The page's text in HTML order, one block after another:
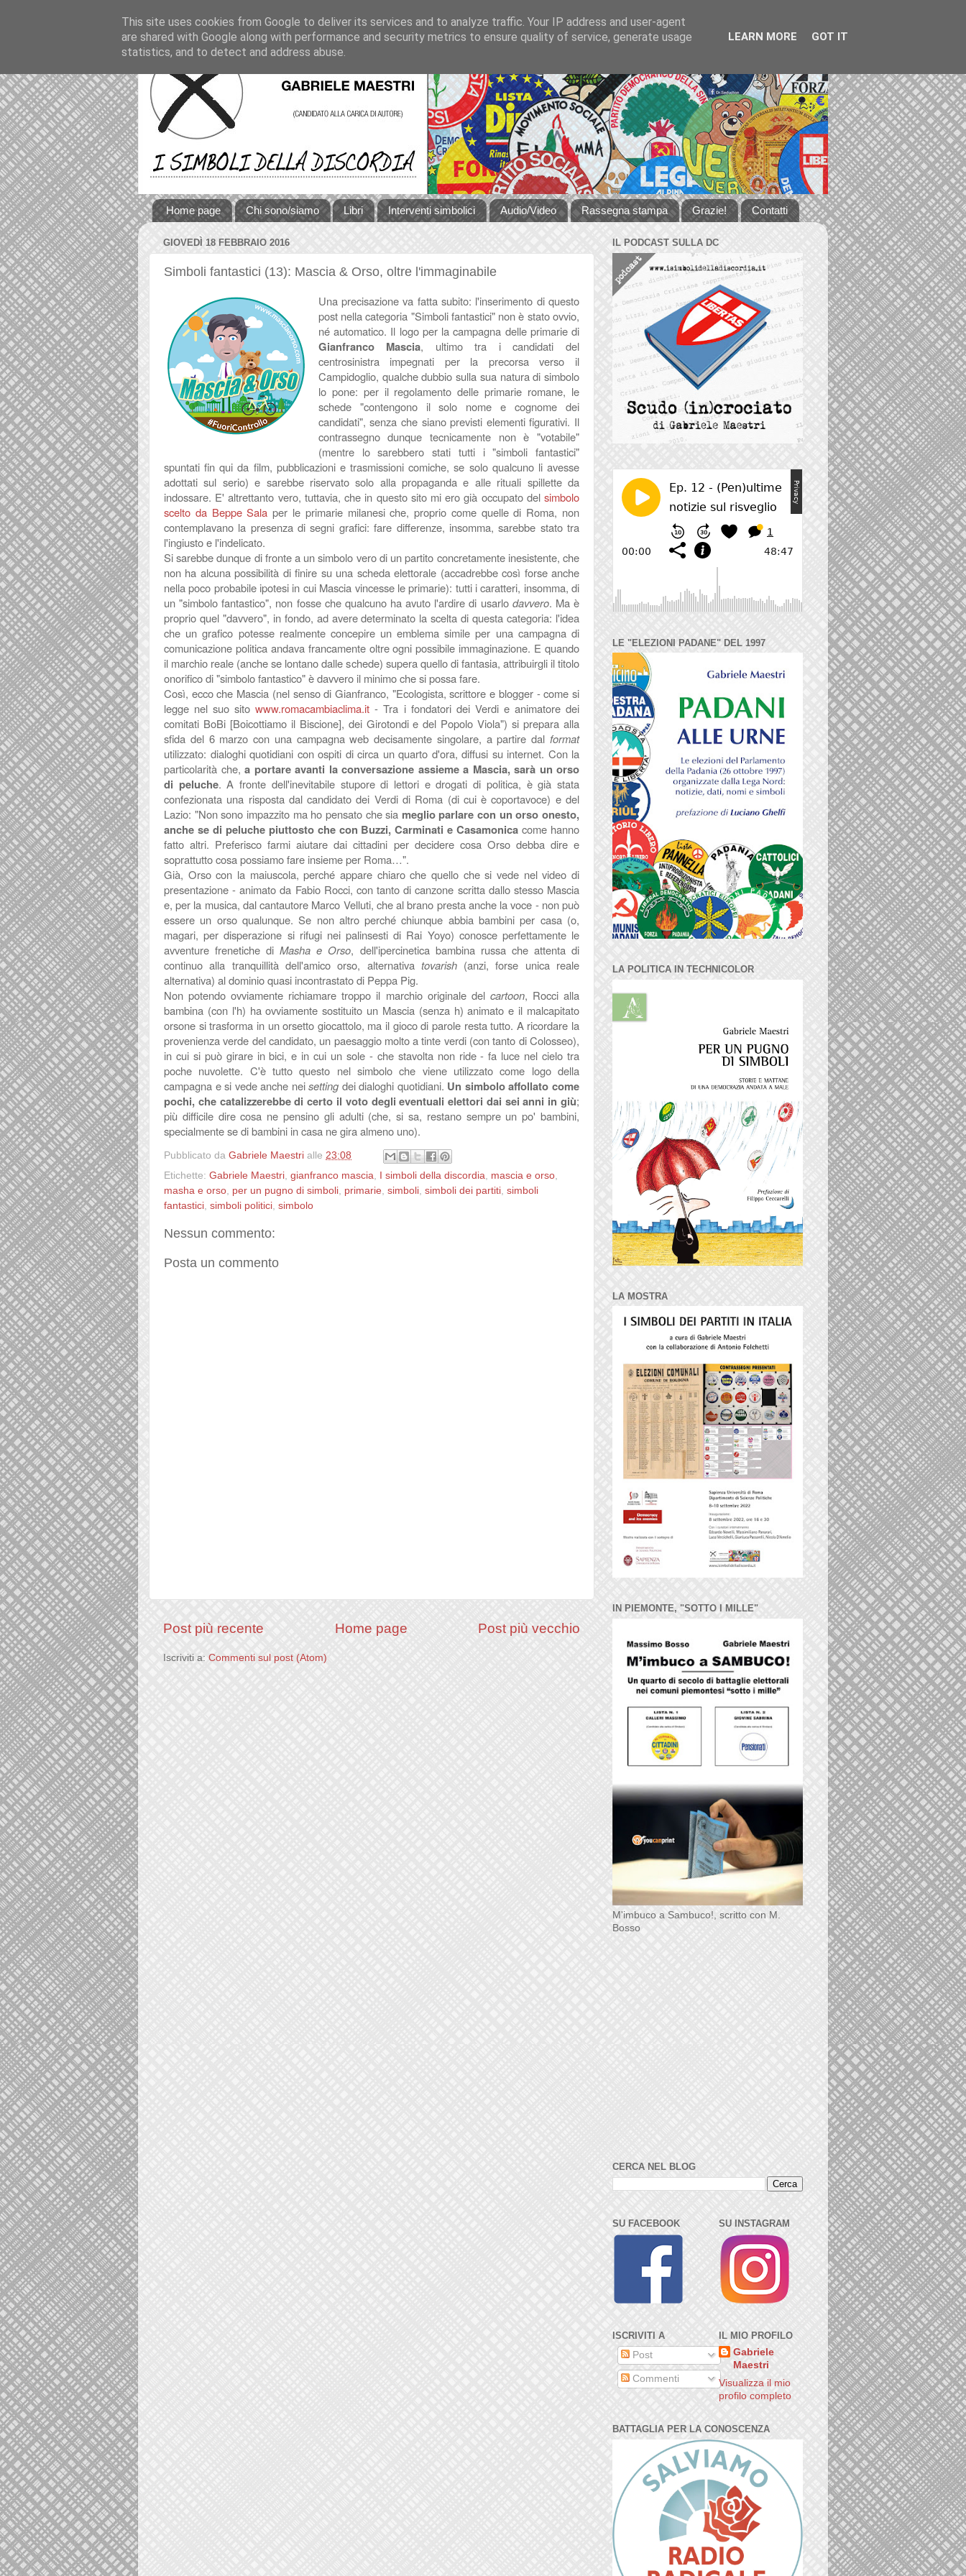
Home page Chi sono/siamo Libri Interventi simbolici Audio/Video Rassegna stampa Grazie! Contatti
GIOVEDÌ 18 FEBBRAIO 2016
Simboli fantastici (13): Mascia & Orso, oltre l'immaginabile
Una precisazione va fatta subito: l'inserimento di questo
post nella categoria "Simboli fantastici" non è stato ovvio,
né automatico. Il logo per la campagna delle primarie di
Gianfranco Mascia, ultimo tra i candidati del
centrosinistra impegnati per la precorsa verso il
Campidoglio, qualche dubbio sulla sua natura di simbolo
lo pone: per il regolamento delle primarie romane, le
schede "contengono il solo nome ecognome dei
candidati", senza che siano previsti elementi figurativi. Il
contrassegno dunquetecnicamente non è"votabile"
(mentre lo sarebbero stati tutti i "simboli fantastici"
spuntati fin qui da film, pubblicazioni e trasmissioni comiche, se solo qualcuno li avesse
adottati sul serio) e sarebbe riservato solo alla propaganda e alle rituali spillette da
indossare. E' altrettanto vero, tuttavia, che in questo sito mi ero già occupato del simbolo
scelto da Beppe Sala per le primarie milanesi che, proprio come quelle di Roma, non
contemplavano la presenza di segni grafici: fare differenze, insomma, sarebbe stato tra
l'ingiusto e l'indelicato.
Si sarebbe dunque di fronte a un simbolo vero di un partito concretamente inesistente, che
non ha alcuna possibilità di finire su una scheda elettorale (accadrebbe così forse anche
nella poco probabile ipotesi in cui Mascia vincesse le primarie): tutti i caratteri, insomma, di
un "simbolo fantastico", non fosse che qualcuno ha avuto l'ardire di usarlo davvero. Ma è
proprio quel "davvero", in fondo, ad avere determinato la scelta di questa categoria: l'idea
che un grafico potesse realmente concepire un emblema simile per una campagna di
comunicazione politica andava francamente oltre ogni possibile immaginazione. E quando
il marchio reale (anche se lontano dalle schede) supera quello di fantasia, attribuirgli il titolo
onorifico di "simbolo fantastico" è davvero il minimo che si possa fare.
Così, ecco che Mascia (nel senso di Gianfranco, "Ecologista, scrittore e blogger - come si
legge nel suo sitowww.romacambiaclima.it -Tra i fondatori dei Verdi e animatore dei
comitati BoBi [Boicottiamo il Biscione], dei Girotondi e del Popolo Viola")si prepara alla
sfida del 6 marzo con una campagna web decisamente singolare, a partire dal format
utilizzato: dialoghi quotidiani con ospiti di circa un quarto d'ora, diffusi su internet. Con la
particolarità che, a portare avanti la conversazione assieme a Mascia, sarà un orso
di peluche. A fronte dell'inevitabile stupore di lettori e drogati di politica, è già stata
confezionata una risposta dal candidato dei Verdi di Roma (di cui è coportavoce) e del
Lazio: "Non sono impazzito ma ho pensato che sia meglio parlare con un orso onesto,
anche se di peluche piuttosto che con Buzzi, Carminati e Casamonicacome hanno
fatto altri. Preferisco farmi aiutare dai cittadini per decidere cosa Orso debba dire e
soprattutto cosa possiamo fare insieme per Roma…".
Già, Orso con la maiuscola, perché appare chiaro che quello che si vede nel video di
presentazione - animato da Fabio Rocci, con tanto di canzone scritta dallo stesso Mascia
e, per la musica, dal cantautore Marco Velluti, che al brano presta anche la voce - non può
essere un orso qualunque. Se non altro perché chiunque abbia bambini per casa (o,
magari, per disperazione si rifugi nei palinsesti di Rai Yoyo) conosce perfettamente le
avventure frenetiche diMasha e Orso, dell'ipercinetica bambina russa che attenta di
continuo alla tranquillità dell'amico orso, alternativa tovarish(anzi, forse unica reale
alternativa) al dominio quasi incontrastato di Peppa Pig.
Non potendo ovviamente richiamare troppo il marchio originale del cartoon, Rocci alla
bambina (con l'h) ha ovviamente sostituito un Mascia (senza h) animato e il malcapitato
orsone si trasforma in un orsetto giocattolo, ma il gioco di parole resta tutto. A ricordare la
provenienza verde del candidato, un paesaggio molto a tinte verdi (con tanto di Colosseo),
in cui si può girare in bici, e in cui un sole - che stavolta non ride - fa luce nel cielo tra
poche nuvolette. C'è tutto questo nel simbolo che viene utilizzato come logo della
campagna e si vede anche neisetting dei dialoghi quotidiani. Un simbolo affollato come
pochi, che catalizzerebbe di certo il voto degli eventuali elettori dai sei anni in giù;
più difficile dire cosa ne pensino gli adulti (che, si sa, restano sempre un po' bambini,
specialmente se di bambini in casa ne gira almeno uno).
Pubblicato da Gabriele Maestri alle 23:08
Etichette: Gabriele Maestri gianfranco mascia I simboli della discordia mascia e orso
masha e orso per un pugno di simboli primarie simboli simboli dei partiti simboli
fantastici simboli politici simbolo
Nessun commento:
Posta un commento
Post più recente Post più vecchio
Home page
Iscriviti a: Commenti sul post (Atom)
IL PODCAST SULLA DC
LE "ELEZIONI PADANE" DEL 1997
LA POLITICA IN TECHNICOLOR
LA MOSTRA
IN PIEMONTE, "SOTTO I MILLE"
M'imbuco a Sambuco!, scritto con M.
Bosso
CERCA NEL BLOG
SU FACEBOOK
ISCRIVITI A
Post
Commenti
SU INSTAGRAM
IL MIO PROFILO
Gabriele
Maestri
Visualizza il mio
profilo completo
BATTAGLIA PER LA CONOSCENZA
This site uses cookies from Google to deliver its services and to analyze traffic. Your IP address and user-agent
are shared with Google along with performance and security metrics to ensure quality of service, generate usage
statistics, and to detect and address abuse.
LEARN MORE GOT IT